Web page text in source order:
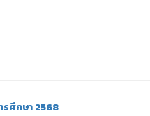
รศึกษา 2568